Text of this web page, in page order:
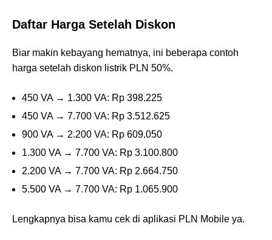
Daftar Harga Setelah Diskon
Biar makin kebayang hematnya, ini beberapa contoh
harga setelah diskon listrik PLN 50%.
450 VA → 1.300 VA: Rp 398.225
450 VA → 7.700 VA: Rp 3.512.625
900 VA → 2.200 VA: Rp 609.050
1.300 VA → 7.700 VA: Rp 3.100.800
2.200 VA → 7.700 VA: Rp 2.664.750
5.500 VA → 7.700 VA: Rp 1.065.900
Lengkapnya bisa kamu cek di aplikasi PLN Mobile ya.